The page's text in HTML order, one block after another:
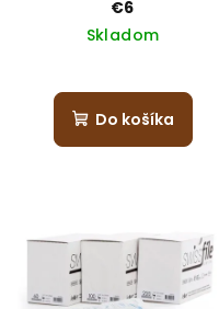
€6
Skladom
Do košíka